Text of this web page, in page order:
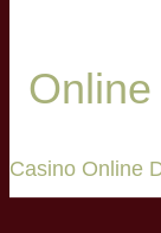
Casino Online